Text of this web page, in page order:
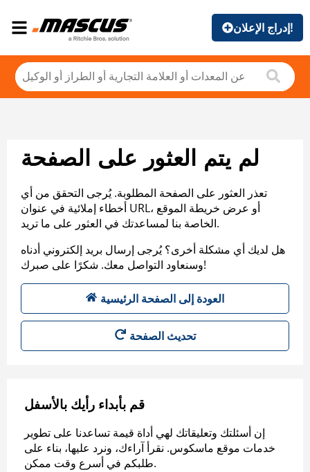
إدراج الإعلان!
لم يتم العثور على الصفحة
تعذر العثور على الصفحة المطلوبة. يُرجى التحقق من أي
أخطاء إملائية في عنوان URL، أو عرض خريطة الموقع
الخاصة بنا لمساعدتك في العثور على ما تريد.
هل لديك أي مشكلة أخرى؟ يُرجى إرسال بريد إلكتروني أدناه
وسنعاود التواصل معك. شكرًا على صبرك!
العودة إلى الصفحة الرئيسية
تحديث الصفحة
قم بأبداء رأيك بالأسفل
إن أسئلتك وتعليقاتك لهي أداة قيمة تساعدنا على تطوير
خدمات موقع ماسكوس. نقرأ آراءك، ونرد عليها، بناء على
طلبكم في أسرع وقت ممكن.